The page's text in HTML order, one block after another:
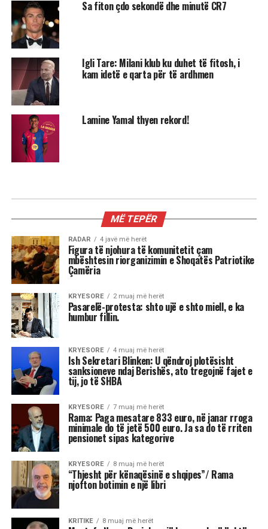
Sa fiton çdo sekondë dhe minutë CR7
Igli Tare: Milani klub ku duhet të fitosh, i
kam idetë e qarta për të ardhmen
Lamine Yamal thyen rekord!
Cristiano Ronaldo fejohet me
Georgina Rodríguez pas 8 vitesh
lidhje
Georgina Rodríguez ka njoftuar fejesën me
Cristiano Ronaldo përmes një postimi
emocionues nëInstagramkëtë të hënë.
Në fotografi, Georgina shihet duke mbajtur dorën
e saj mbi dorën e Ronaldos, ndërsa në gishtin e
saj shkëlqen një unazë gjigante diamanti.
pranoj. Në këtë jetë dhe në të gjitha jetët e
mia,”shkroi ajo në përshkrim të postimit.